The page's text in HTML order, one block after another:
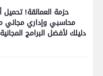
محاسبي وإداري مجاني
دليلك لأفضل البرامج